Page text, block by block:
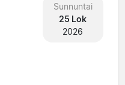
Sunnuntai
25 Lok
2026